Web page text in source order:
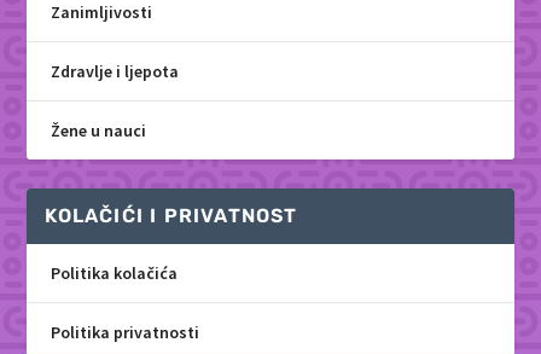
Zanimljivosti
Zdravlje i ljepota
Žene u nauci
KOLAČIĆI I PRIVATNOST
Politika kolačića
Politika privatnosti